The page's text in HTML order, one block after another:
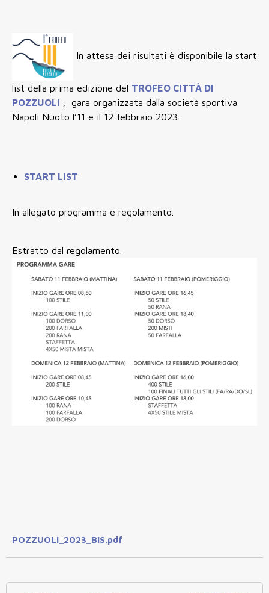
In attesa dei risultati è disponibile la start
list della prima edizione del TROFEO CITTÀ DI
POZZUOLI
, gara organizzata dalla società sportiva
Napoli Nuoto l’11 e il 12 febbraio 2023.
START LIST
In allegato programma e regolamento.
Estratto dal regolamento.
POZZUOLI_2023_BIS.pdf